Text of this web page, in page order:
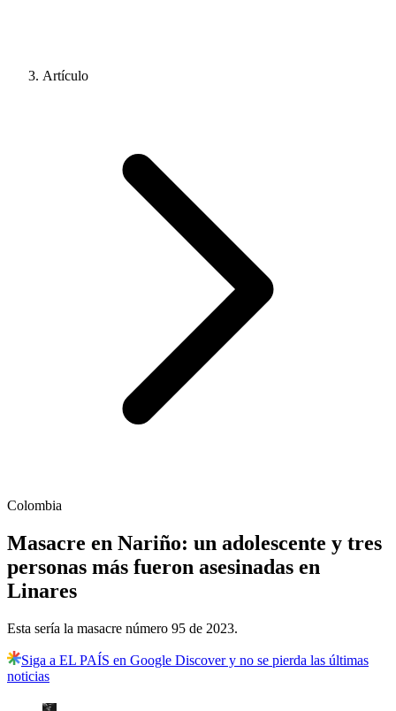
Artículo
Colombia
Masacre en Nariño: un adolescente y tres
personas más fueron asesinadas en
Linares
Esta sería la masacre número 95 de 2023.
Siga a EL PAÍS en Google Discover y no se pierda las últimas
noticias